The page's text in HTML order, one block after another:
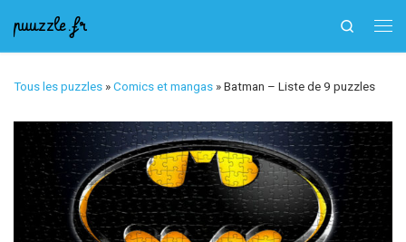
Skip to content
puuzzle.fr
Search
Tous les puzzles » Comics et mangas » Batman – Liste de 9 puzzles